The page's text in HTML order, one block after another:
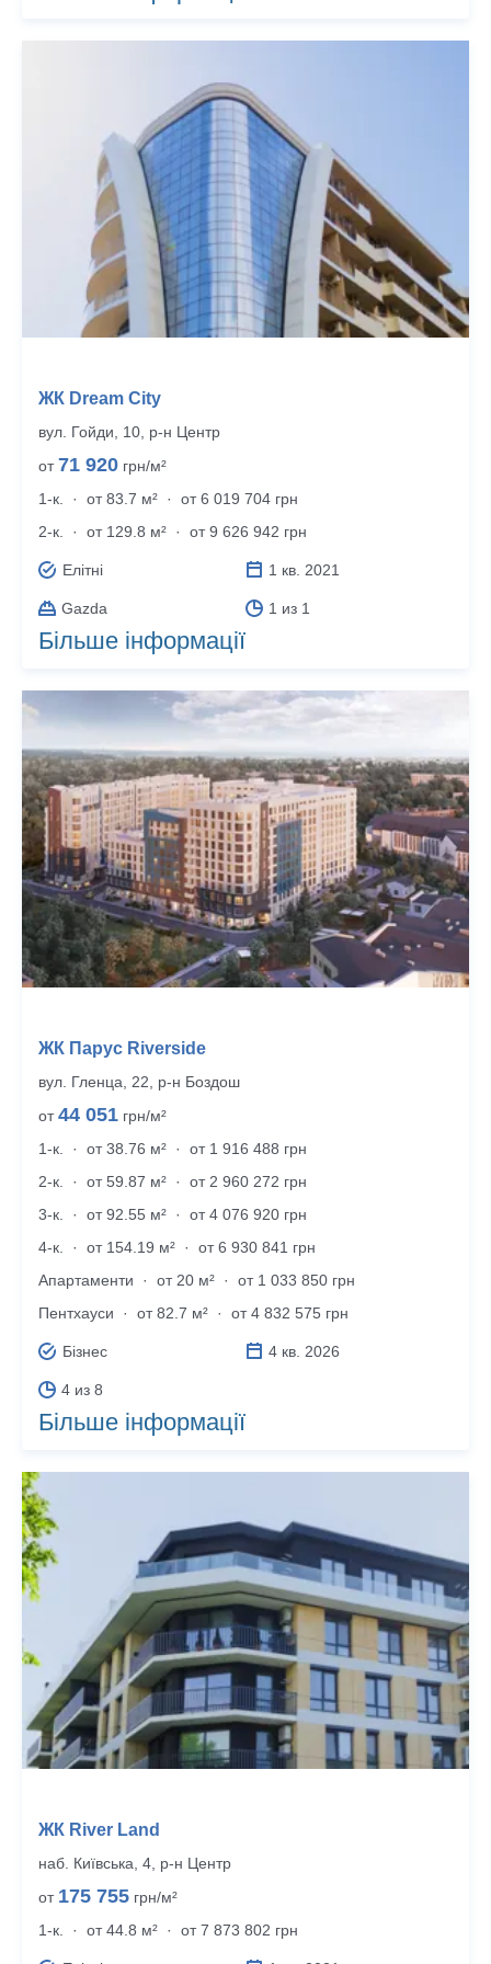
ЖК Dream City
вул. Гойди, 10, р‑н Центр
от71 920 грн/м²
1-к.
· от 83.7 м² ·
от 6 019 704 грн
2-к.
· от 129.8 м² · от 9 626 942 грн
Елітні 1 кв. 2021
Gazda 1 из 1
Більше інформації
ЖК Парус Riverside
вул. Гленца, 22, р‑н Боздош
от44 051 грн/м²
1-к.
· от 38.76 м² ·
от 1 916 488 грн
2-к.
· от 59.87 м² ·
от 2 960 272 грн
3-к.
· от 92.55 м² ·
от 4 076 920 грн
4-к.
· от 154.19 м² ·
от 6 930 841 грн
Апартаменти
· от 20 м² ·
от 1 033 850 грн
Пентхауси
· от 82.7 м² · от 4 832 575 грн
Бізнес 4 кв. 2026
4 из 8
Більше інформації
ЖК River Land
наб. Київська, 4, р‑н Центр
от 175 755 грн/м²
1-к.
· от 44.8 м² · от 7 873 802 грн